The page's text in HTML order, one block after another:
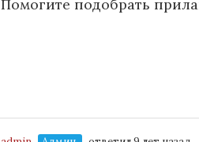
Помогите подобрать